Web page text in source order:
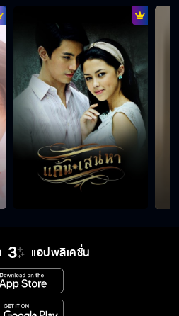
องรู้สึกผิดกับใครทั้งนั้น แค่มีความสุขก็
ต้องมีชีวิตของตัวเอง
เคราะห์ชีวิตเด็กคนหนึ่งแบบนี้ ต้องการอะไรเห
เชื่อใจตัวเอง เรื่องยาก ๆ ก็ผ่านไปได้ทั้งนั้น
แอปพลิเคชั่น